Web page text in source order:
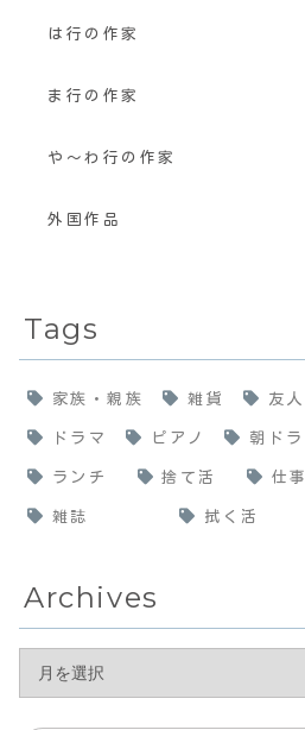
は行の作家
ま行の作家
や〜わ行の作家
外国作品
Tags
家族・親族 雑貨 友人
ドラマ ピアノ 朝ドラ
ランチ 捨て活 仕事
雑誌 拭く活
Archives